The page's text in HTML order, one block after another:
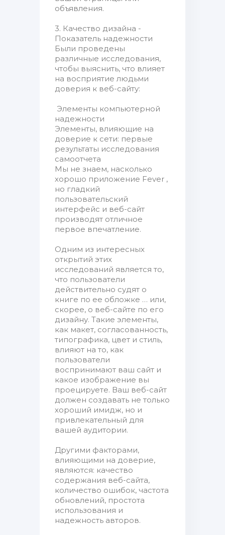
объявления.
3. Качество дизайна -
Показатель надежности
Были проведены
различные исследования,
чтобы выяснить, что влияет
на восприятие людьми
доверия к веб-сайту:
Элементы компьютерной
надежности
Элементы, влияющие на
доверие к сети: первые
результаты исследования
самоотчета
Мы не знаем, насколько
хорошо приложение Fever ,
но гладкий
пользовательский
интерфейс и веб-сайт
производят отличное
первое впечатление.
Одним из интересных
открытий этих
исследований является то,
что пользователи
действительно судят о
книге по ее обложке … или,
скорее, о веб-сайте по его
дизайну. Такие элементы,
как макет, согласованность,
типографика, цвет и стиль,
влияют на то, как
пользователи
воспринимают ваш сайт и
какое изображение вы
проецируете. Ваш веб-сайт
должен создавать не только
хороший имидж, но и
привлекательный для
вашей аудитории.
Другими факторами,
влияющими на доверие,
являются: качество
содержания веб-сайта,
количество ошибок, частота
обновлений, простота
использования и
надежность авторов.